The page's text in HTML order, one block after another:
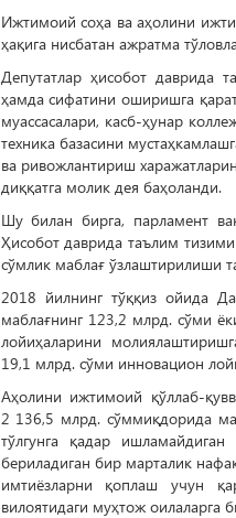
Ижтимоий соҳа ва аҳолини
ҳақига нисбатан ажратма
Депутатлар ҳисобот даврида
ҳамда сифатини оширишга
муассасалари, касб-ҳунар
техника базасини
ва ривожлантириш
диққатга молик дея баҳоланди.
Шу билан бирга, парламент
Ҳисобот даврида таълим
сўмлик маблағ ўзлаштирилиши
2018 йилнинг тўққиз ойида
маблағнинг 123,2 млрд. сўми
лойиҳаларини
19,1 млрд. сўми инновацион
Аҳолини ижтимоий қўллаб-
2 136,5 млрд. сўммиқдорида
тўлгунга қадар
бериладиган бир марталик
имтиёзларни қоплаш учун
вилоятидаги муҳтож оилаларга